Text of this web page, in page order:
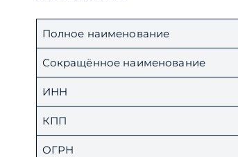
Полное наименование
Сокращённое наименование
ИНН
КПП
ОГРН